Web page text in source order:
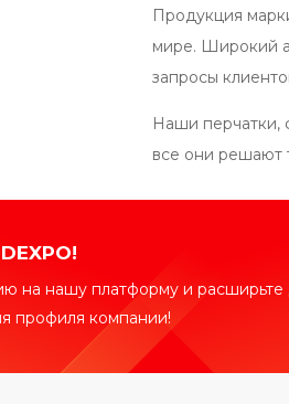
Продукция
мире. Широкий
запросы
Наши перчатки,
все они решают
на нашу платформу и расширьте
профиля компании!